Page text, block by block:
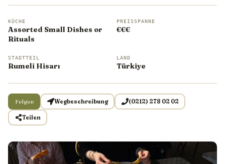
KÜCHE
Assorted Small Dishes or
Rituals
PREISSPANNE
€€€
STADTTEIL
Rumeli Hisarı
LAND
Türkiye
Folgen Wegbeschreibung (0212) 278 02 02
Teilen